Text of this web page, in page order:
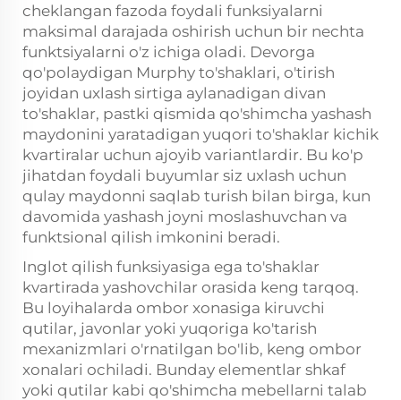
cheklangan fazoda foydali funksiyalarni
maksimal darajada oshirish uchun bir nechta
funktsiyalarni o'z ichiga oladi. Devorga
qo'polaydigan Murphy to'shaklari, o'tirish
joyidan uxlash sirtiga aylanadigan divan
to'shaklar, pastki qismida qo'shimcha yashash
maydonini yaratadigan yuqori to'shaklar kichik
kvartiralar uchun ajoyib variantlardir. Bu ko'p
jihatdan foydali buyumlar siz uxlash uchun
qulay maydonni saqlab turish bilan birga, kun
davomida yashash joyni moslashuvchan va
funktsional qilish imkonini beradi.
Inglot qilish funksiyasiga ega to'shaklar
kvartirada yashovchilar orasida keng tarqoq.
Bu loyihalarda ombor xonasiga kiruvchi
qutilar, javonlar yoki yuqoriga ko'tarish
mexanizmlari o'rnatilgan bo'lib, keng ombor
xonalari ochiladi. Bunday elementlar shkaf
yoki qutilar kabi qo'shimcha mebellarni talab